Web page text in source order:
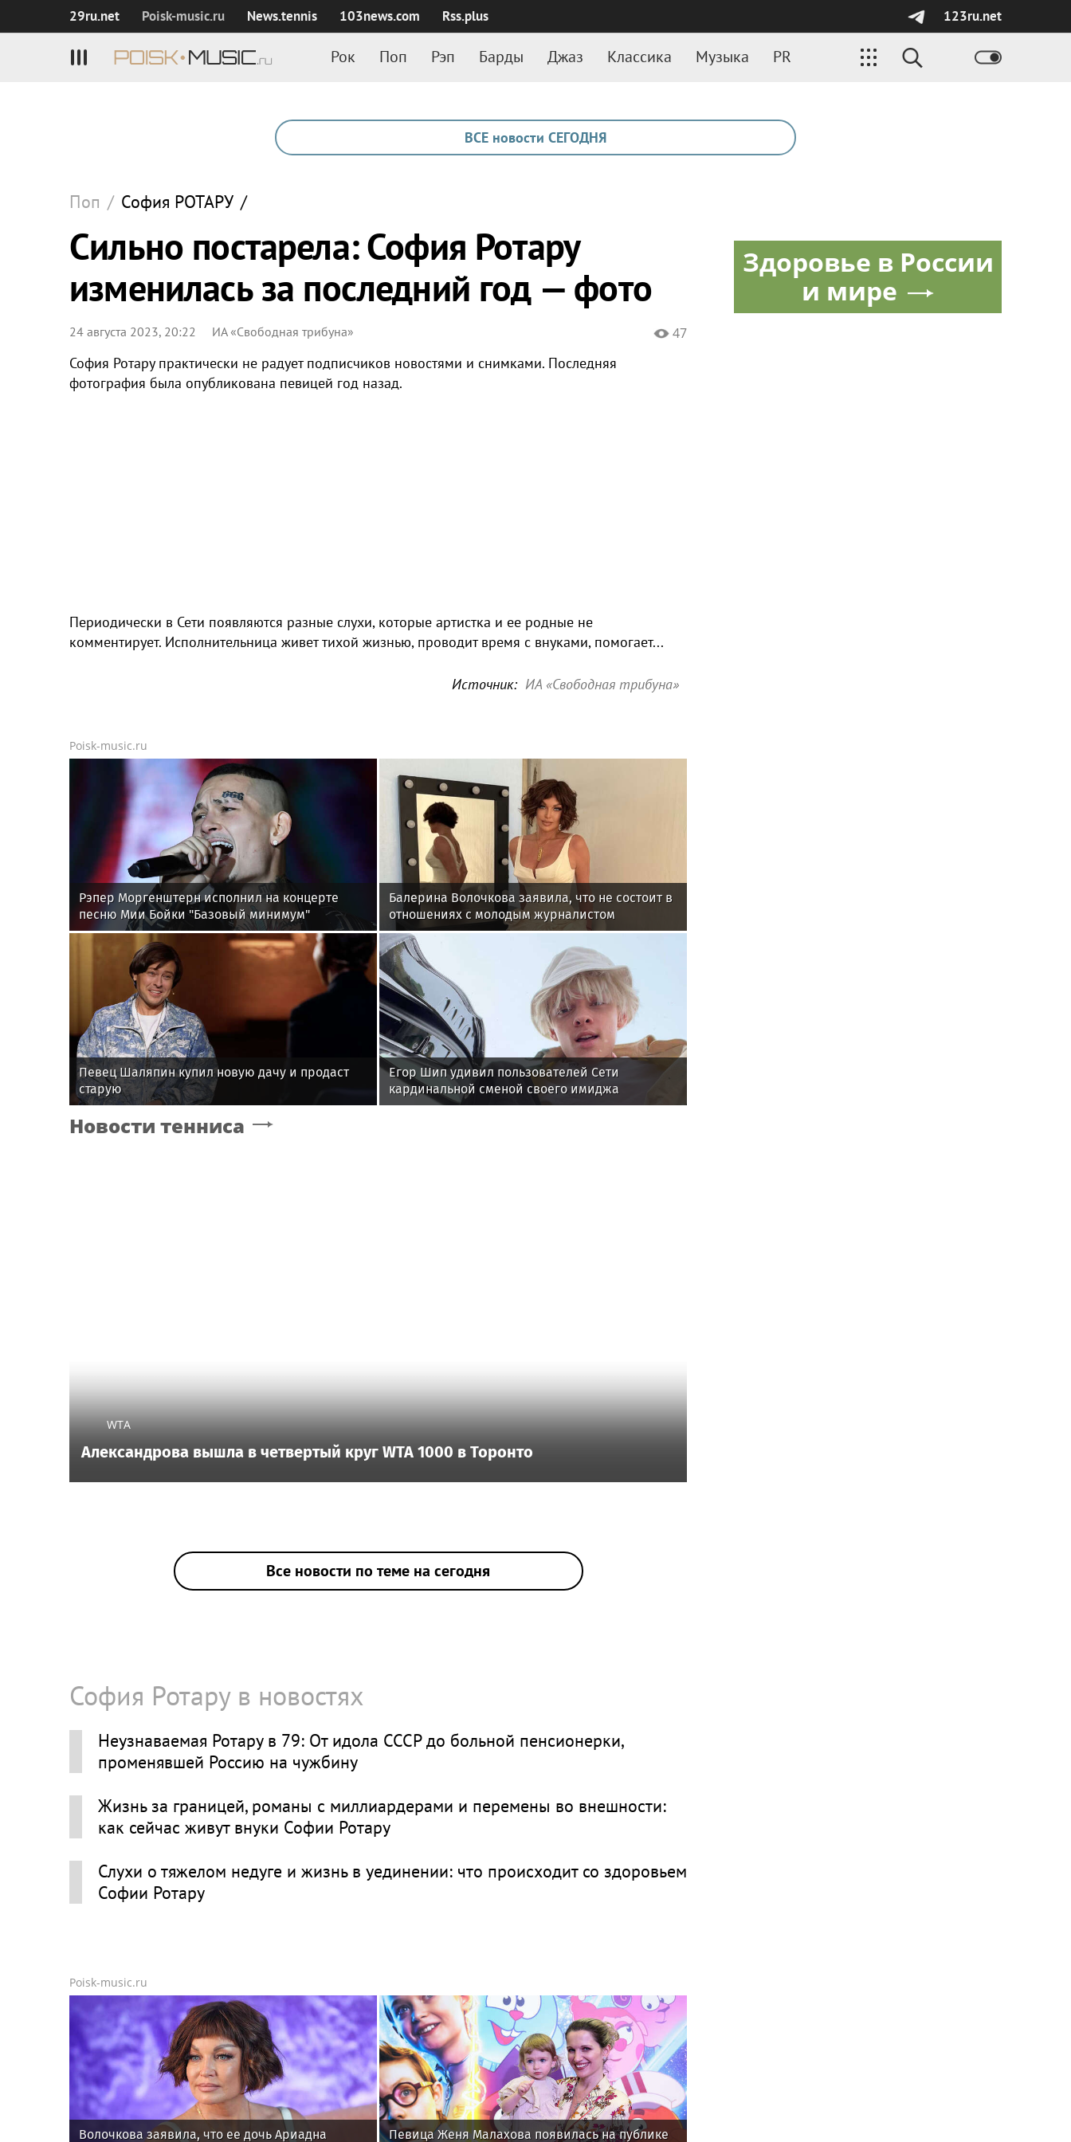
29ru.net Poisk‑music.ru News.tennis 103news.com Rss.plus 123ru.net
Рок Поп Рэп Барды Джаз Классика Музыка PR
ВСЕ новости СЕГОДНЯ
Поп / София РОТАРУ /
Сильно постарела: София Ротару
изменилась за последний год — фото
24 августа 2023, 20:22 ИА «Свободная трибуна» 47
София Ротару практически не радует подписчиков новостями и снимками. Последняя
фотография была опубликована певицей год назад.
Периодически в Сети появляются разные слухи, которые артистка и ее родные не
комментирует. Исполнительница живет тихой жизнью, проводит время с внуками, помогает...
Источник: ИА «Свободная трибуна»
Poisk-music.ru
Рэпер Моргенштерн исполнил на концерте
песню Мии Бойки "Базовый минимум"
Балерина Волочкова заявила, что не состоит в
отношениях с молодым журналистом
Певец Шаляпин купил новую дачу и продаст
старую
Егор Шип удивил пользователей Сети
кардинальной сменой своего имиджа
Новости тенниса
WTA
Александрова вышла в четвертый круг WTA 1000 в Торонто
Все новости по теме на сегодня
София Ротару в новостях
Неузнаваемая Ротару в 79: От идола СССР до больной пенсионерки,
променявшей Россию на чужбину
Жизнь за границей, романы с миллиардерами и перемены во внешности:
как сейчас живут внуки Софии Ротару
Слухи о тяжелом недуге и жизнь в уединении: что происходит со здоровьем
Софии Ротару
Poisk-music.ru
Волочкова заявила, что ее дочь Ариадна
Певица Женя Малахова появилась на публике
Здоровье в России
и мире